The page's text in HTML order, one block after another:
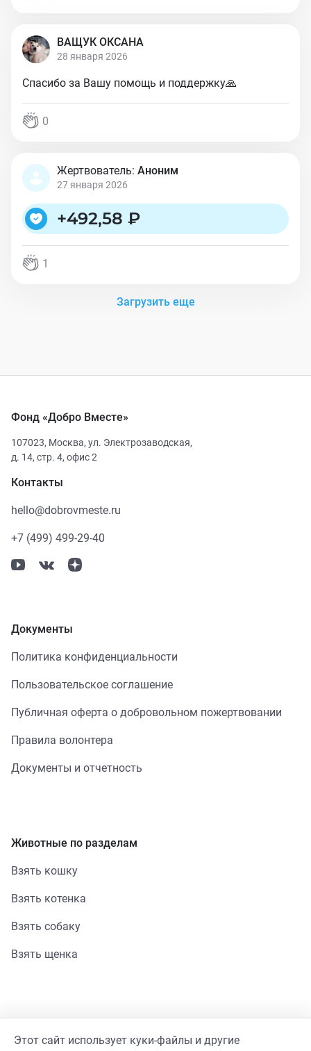
ВАЩУК ОКСАНА
28 января 2026
Спасибо за Вашу помощь и поддержку🙏
0
Жертвователь: Аноним
27 января 2026
+492,58 ₽
1
Загрузить еще
Фонд «Добро Вместе»
107023, Москва, ул. Электрозаводская,
д. 14, стр. 4, офис 2
Контакты
hello@dobrovmeste.ru
+7 (499) 499-29-40
Документы
Политика конфиденциальности
Пользовательское соглашение
Публичная оферта о добровольном пожертвовании
Правила волонтера
Документы и отчетность
Животные по разделам
Взять кошку
Взять котенка
Взять собаку
Взять щенка
Этот сайт использует куки-файлы и другие